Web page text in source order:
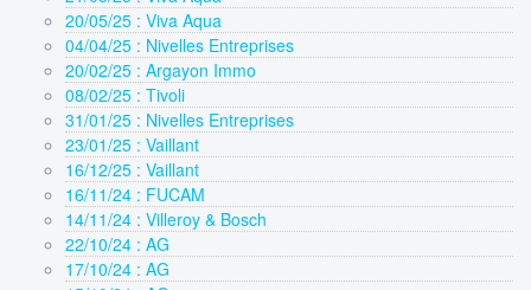
20/05/25 : Viva Aqua
04/04/25 : Nivelles Entreprises
20/02/25 : Argayon Immo
08/02/25 : Tivoli
31/01/25 : Nivelles Entreprises
23/01/25 : Vaillant
16/12/25 : Vaillant
16/11/24 : FUCAM
14/11/24 : Villeroy & Bosch
22/10/24 : AG
17/10/24 : AG